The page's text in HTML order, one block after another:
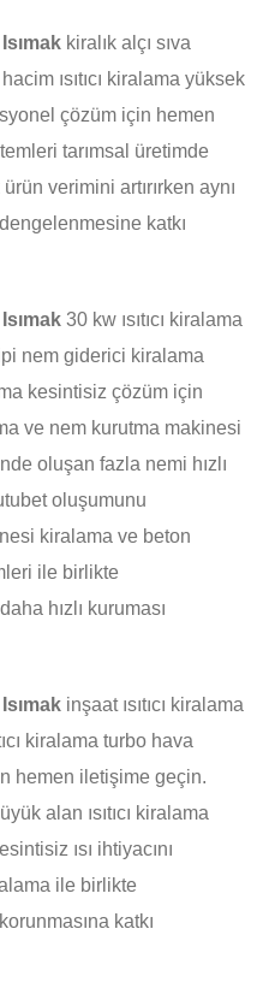
kiralık alçı sıva
ısıtıcı kiralama yüksek
çözüm için hemen
tarımsal üretimde
verimini artırırken aynı
katkı
30 kw ısıtıcı kiralama
nem giderici kiralama
kesintisiz çözüm için
ve nem kurutma makinesi
oluşan fazla nemi hızlı
oluşumunu
kiralama ve beton
ile birlikte
hızlı kuruması
inşaat ısıtıcı kiralama
kiralama turbo hava
hemen iletişime geçin.
alan ısıtıcı kiralama
ısı ihtiyacını
ile birlikte
katkı